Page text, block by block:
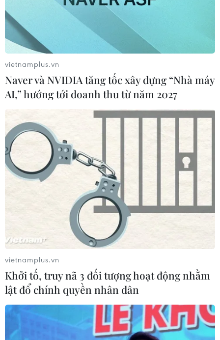
vietnamplus.vn
Naver và NVIDIA tăng tốc xây dựng “Nhà máy
AI,” hướng tới doanh thu từ năm 2027
vietnamplus.vn
Khởi tố, truy nã 3 đối tượng hoạt động nhằm
lật đổ chính quyền nhân dân